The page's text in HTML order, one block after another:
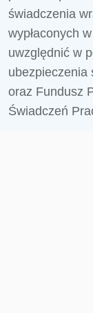
świadczenia
wypłaconych
uwzględnić w
ubezpieczenia
oraz Fundusz
Świadczeń